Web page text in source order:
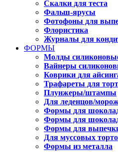
Скалки для теста
Фальш-ярусы
Фотофоны для
Флористика
Журналы для
ФОРМЫ
Молды
Вайнеры
Коврики для
Трафареты для
Плунжеры/штампы
Для леденцов/
Формы для
Формы для
Формы для
Для муссовых
Формы из металла